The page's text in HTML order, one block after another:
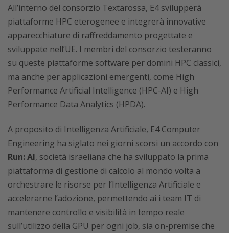
All’interno del consorzio Textarossa, E4 svilupperà
piattaforme HPC eterogenee e integrerà innovative
apparecchiature di raffreddamento progettate e
sviluppate nell’UE. I membri del consorzio testeranno
su queste piattaforme software per domini HPC classici,
ma anche per applicazioni emergenti, come High
Performance Artificial Intelligence (HPC-AI) e High
Performance Data Analytics (HPDA).
A proposito di Intelligenza Artificiale, E4 Computer
Engineering ha siglato nei giorni scorsi un accordo con
Run: AI, società israeliana che ha sviluppato la prima
piattaforma di gestione di calcolo al mondo volta a
orchestrare le risorse per l’Intelligenza Artificiale e
accelerarne l’adozione, permettendo ai i team IT di
mantenere controllo e visibilità in tempo reale
sull’utilizzo della GPU per ogni job, sia on-premise che